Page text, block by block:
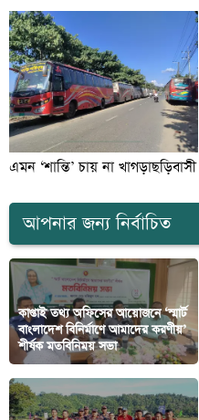
এমন ‘শান্তি’ চায় না খাগড়াছড়িবাসী
আপনার জন্য নির্বাচিত
কাপ্তাই তথ্য অফিসের আয়োজনে ‘স্মার্ট
বাংলাদেশ বিনির্মাণে আমাদের করণীয়’
শীর্ষক মতবিনিময় সভা